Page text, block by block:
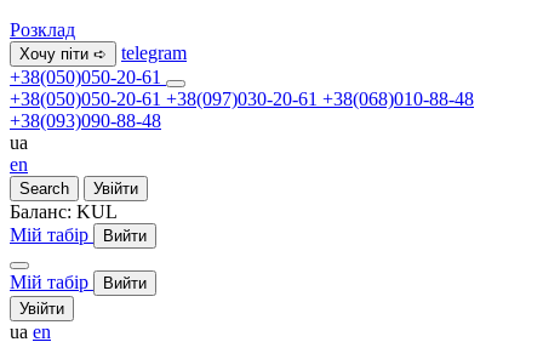
Розклад
Хочу піти ➪
telegram
+38(050)050-20-61
+38(050)050-20-61 +38(097)030-20-61 +38(068)010-88-48
+38(093)090-88-48
ua
en
Search Увійти
Баланс: KUL
Мій табір
Вийти
Мій табір
Вийти
Увійти
ua en